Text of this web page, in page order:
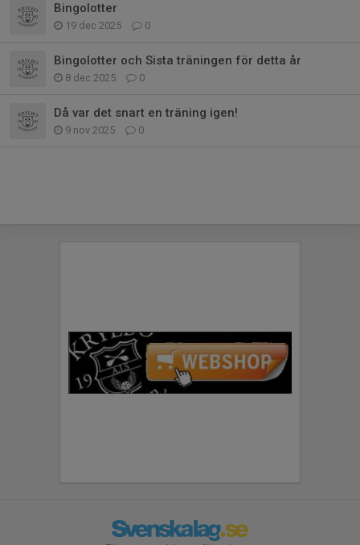
Bingolotter
19 dec 2025 0
Bingolotter och Sista träningen för detta år
8 dec 2025 0
Då var det snart en träning igen!
9 nov 2025 0